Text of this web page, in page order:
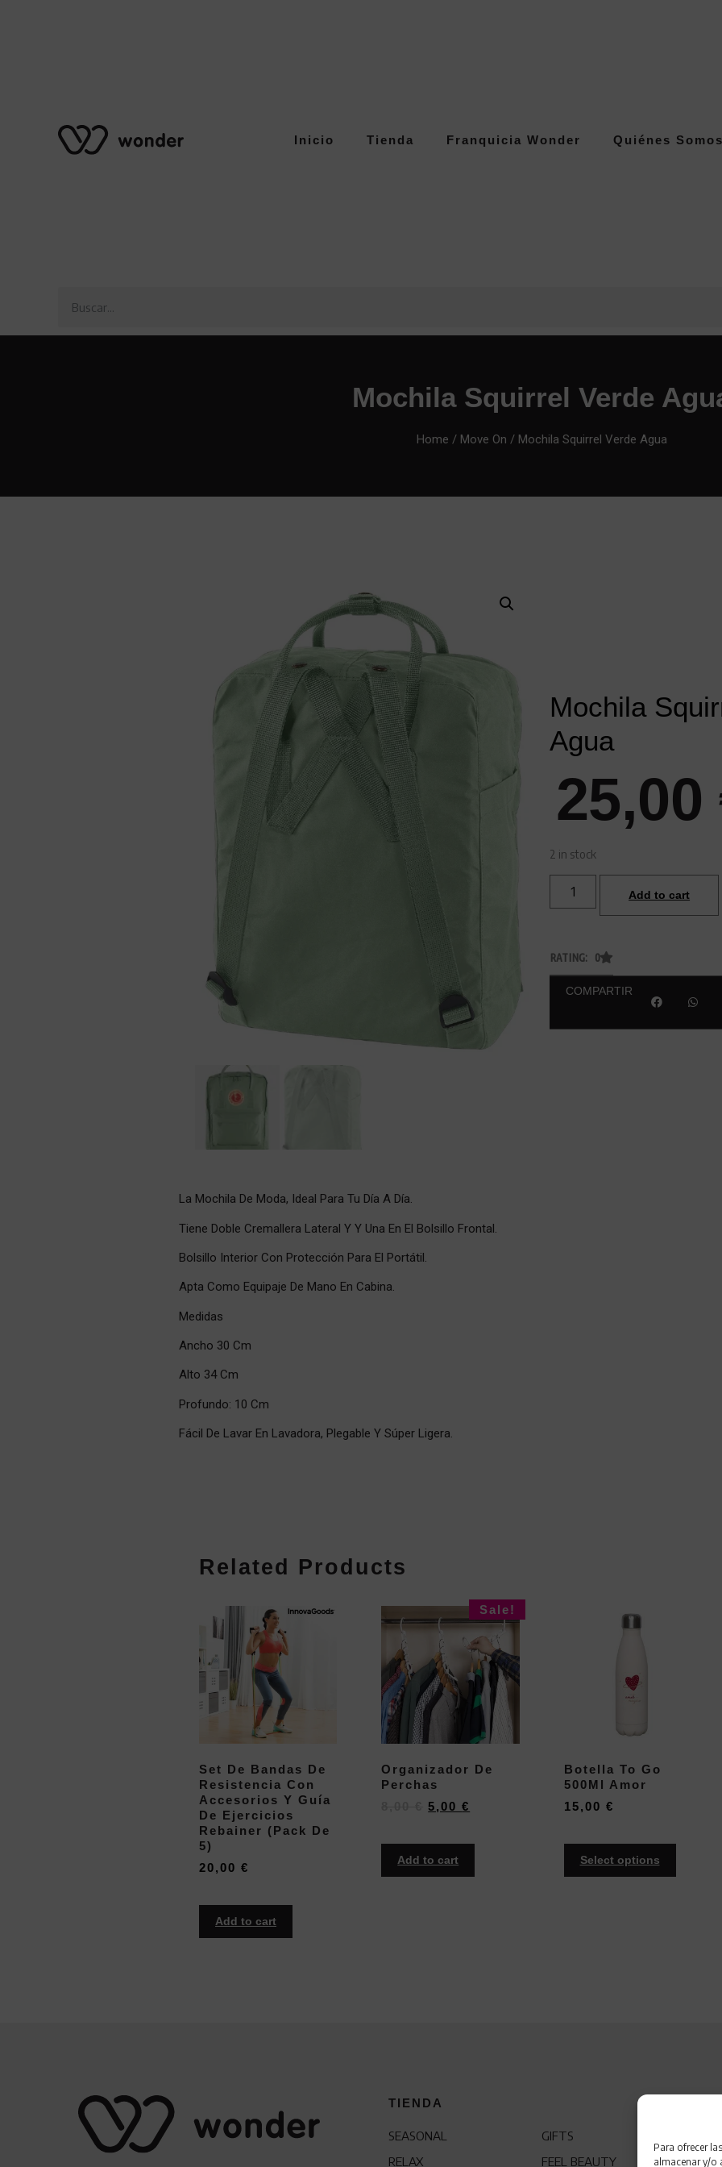
Para ofrecer
almacenar y/o
Inicio Tienda Franquicia Wonder Quiénes
Mochila Squirrel Verde
Home / Move On / Mochila Squirrel Verde Agua
Mochila
Agua
25,00
2 in stock
Add to cart
RATING: 0
COMPARTIR
La Mochila De Moda, Ideal Para Tu Día A Día.
Tiene Doble Cremallera Lateral Y Y Una En El Bolsillo Frontal.
Bolsillo Interior Con Protección Para El Portátil.
Apta Como Equipaje De Mano En Cabina.
Medidas
Ancho 30 Cm
Alto 34 Cm
Profundo: 10 Cm
Fácil De Lavar En Lavadora, Plegable Y Súper Ligera.
Related Products
Set De Bandas De
Resistencia Con
Accesorios Y Guía
De Ejercicios
Rebainer (pack De
5)
20,00 €
Add to cart
Sale!
Organizador De
Perchas
5,00€
Add to cart
Botella To Go
500Ml Amor
15,00 €
Select options
TIENDA
SEASONAL
RELAX
GIFTS
FEEL BEAUTY